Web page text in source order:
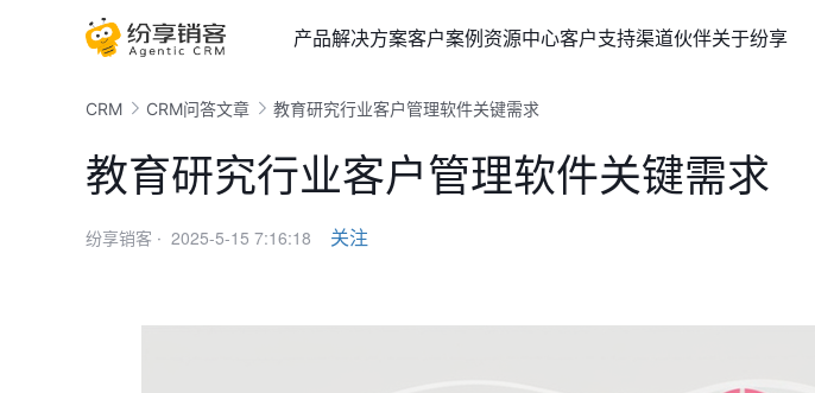
产品解决方案客户案例资源中心客户支持渠道伙伴关于纷享
CRM CRM问答文章 教育研究行业客户管理软件关键需求
教育研究行业客户管理软件关键需求
纷享销客 · 2025-5-15 7:16:18 关注